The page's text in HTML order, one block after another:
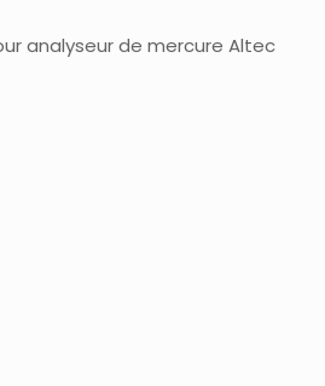
analyseur de mercure Altec